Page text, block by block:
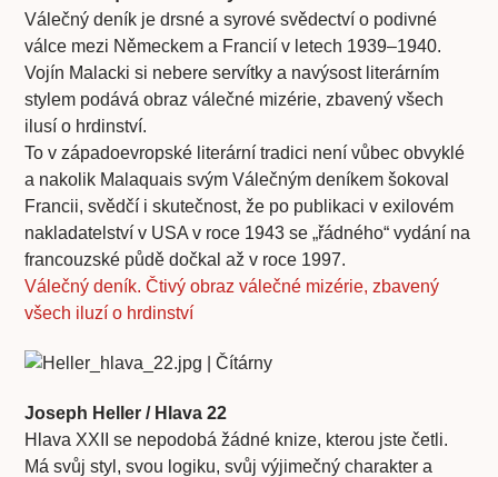
Válečný deník je drsné a syrové svědectví o podivné
válce mezi Německem a Francií v letech 1939–1940.
Vojín Malacki si nebere servítky a navýsost literárním
stylem podává obraz válečné mizérie, zbavený všech
ilusí o hrdinství.
To v západoevropské literární tradici není vůbec obvyklé
a nakolik Malaquais svým Válečným deníkem šokoval
Francii, svědčí i skutečnost, že po publikaci v exilovém
nakladatelství v USA v roce 1943 se „řádného“ vydání na
francouzské půdě dočkal až v roce 1997.
Válečný deník. Čtivý obraz válečné mizérie, zbavený
všech iluzí o hrdinství
Joseph Heller / Hlava 22
Hlava XXII se nepodobá žádné knize, kterou jste četli.
Má svůj styl, svou logiku, svůj výjimečný charakter a